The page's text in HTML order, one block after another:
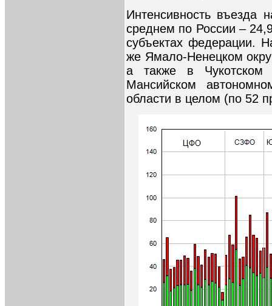
Интенсивность
среднем по России –
субъектах федерации.
же Ямало-Ненецком
а также в
Мансийском
области в целом (по 52